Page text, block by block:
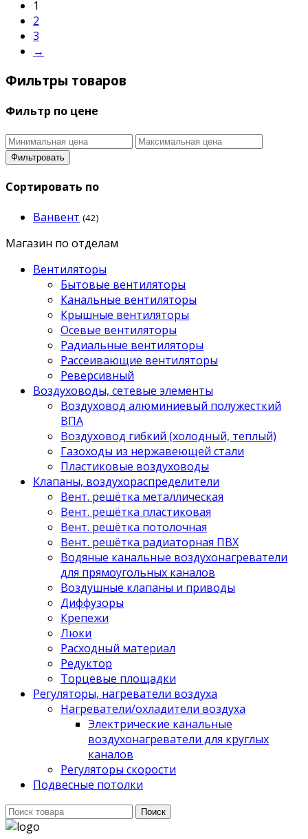
1
2
3
→
Фильтры товаров
Фильтр по цене
Фильтровать
Сортировать по
Ванвент (42)
Магазин по отделам
Вентиляторы
Бытовые вентиляторы
Канальные вентиляторы
Крышные вентиляторы
Осевые вентиляторы
Радиальные вентиляторы
Рассеивающие вентиляторы
Реверсивный
Воздуховоды, сетевые элементы
Воздуховод алюминиевый полужесткий
ВПА
Воздуховод гибкий (холодный, теплый)
Газоходы из нержавеющей стали
Пластиковые воздуховоды
Клапаны, воздухораспределители
Вент. решётка металлическая
Вент. решётка пластиковая
Вент. решётка потолочная
Вент. решётка радиаторная ПВХ
Водяные канальные воздухонагреватели
для прямоугольных каналов
Воздушные клапаны и приводы
Диффузоры
Крепежи
Люки
Расходный материал
Редуктор
Торцевые площадки
Регуляторы, нагреватели воздуха
Нагреватели/охладители воздуха
Электрические канальные
воздухонагреватели для круглых
каналов
Регуляторы скорости
Подвесные потолки
Поиск
для:
Поиск